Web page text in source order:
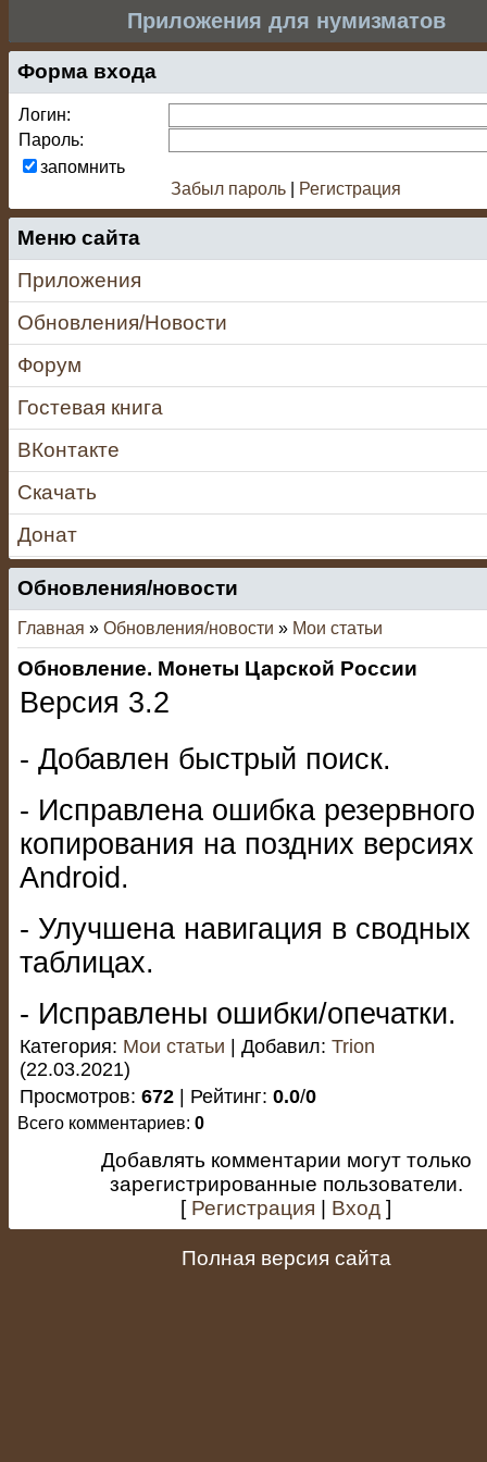
Приложения для нумизматов
Форма входа
Логин:
Пароль:
запомнить
Забыл пароль
Регистрация
Меню сайта
Приложения
Обновления/Новости
Форум
Гостевая книга
ВКонтакте
Скачать
Донат
Обновления/новости
Главная » Обновления/новости » Мои статьи
Обновление. Монеты Царской России
Версия 3.2
- Добавлен быстрый поиск.
- Исправлена ошибка резервного
копирования на поздних версиях
Android.
- Улучшена навигация в сводных
таблицах.
- Исправлены ошибки/опечатки.
Категория: Мои статьи Добавил: Trion
(22.03.2021)
Просмотров: 672 Рейтинг: 0.0/0
Всего комментариев: 0
Добавлять комментарии могут только
зарегистрированные пользователи.
[ Регистрация Вход ]
Полная версия сайта